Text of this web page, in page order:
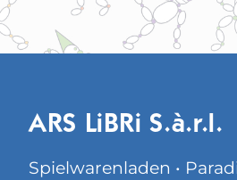
ARS LiBRi S.à.r.l.
Spielwarenladen •